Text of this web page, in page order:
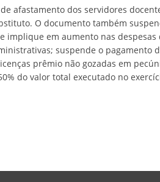
afastamento dos servidores
O documento também
em aumento nas
suspende o
prêmio não gozadas em
do valor total executado no